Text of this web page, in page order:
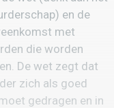
en de
met
die worden
De wet zegt dat
zich als goed
gedragen en in